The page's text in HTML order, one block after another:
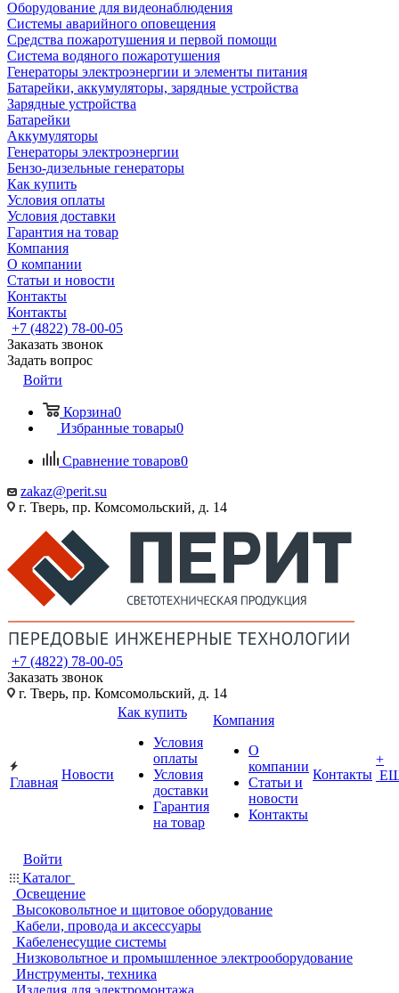
Оборудование для видеонаблюдения
Системы аварийного оповещения
Средства пожаротушения и первой помощи
Система водяного пожаротушения
Генераторы электроэнергии и элементы питания
Батарейки, аккумуляторы, зарядные устройства
Зарядные устройства
Батарейки
Аккумуляторы
Генераторы электроэнергии
Бензо-дизельные генераторы
Как купить
Условия оплаты
Условия доставки
Гарантия на товар
Компания
О компании
Статьи и новости
Контакты
Контакты
+7 (4822) 78-00-05
Заказать звонок
Задать вопрос
Войти
Корзина0
Избранные товары0
Сравнение товаров0
zakaz@perit.su
г. Тверь, пр. Комсомольский, д. 14
+7 (4822) 78-00-05
Заказать звонок
г. Тверь, пр. Комсомольский, д. 14
Главная
Новости
Как купить
Условия
оплаты
Условия
доставки
Гарантия
на товар
Компания
О
компании
Статьи и
новости
Контакты
Контакты
+
Войти
Каталог
Освещение
Высоковольтное и щитовое оборудование
Кабели, провода и аксессуары
Кабеленесущие системы
Низковольтное и промышленное электрооборудование
Инструменты, техника
Изделия для электромонтажа